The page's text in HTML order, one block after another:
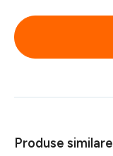
Produse similare